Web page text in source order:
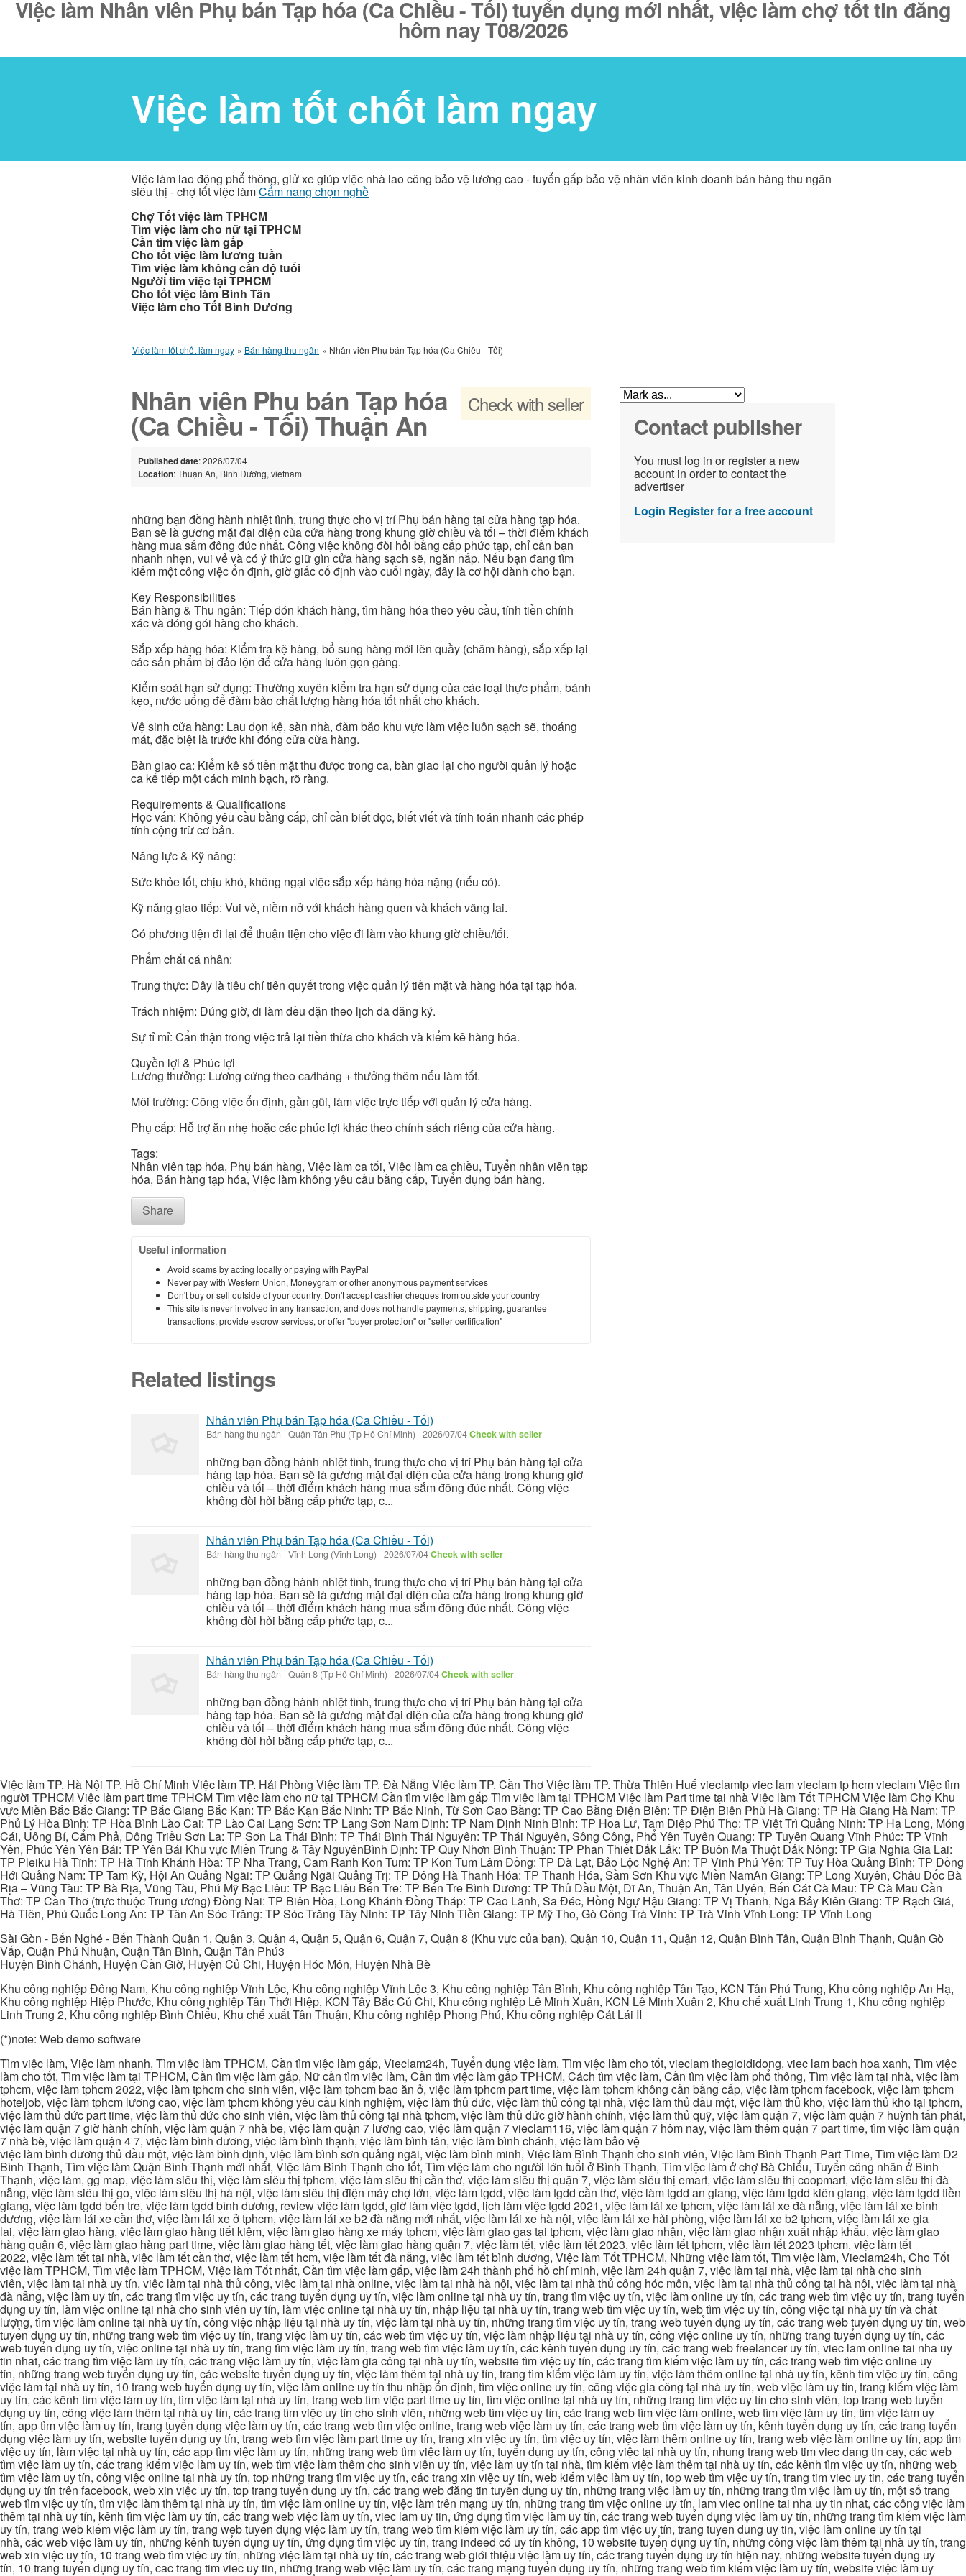
Việc làm Nhân viên Phụ bán Tạp hóa (Ca Chiều - Tối) tuyển dụng mới nhất, việc làm chợ tốt tin đăng
hôm nay T08/2026
Việc làm tốt chốt làm ngay
Việc làm lao động phổ thông, giử xe giúp việc nhà lao công bảo vệ lương cao - tuyển gấp bảo vệ nhân viên kinh doanh bán hàng thu ngân
siêu thị - chợ tốt việc làmCẩm nang chọn nghề
Chợ Tốt việc làm TPHCM
Tìm việc làm cho nữ tại TPHCM
Cần tìm việc làm gấp
Cho tốt việc làm lương tuần
Tìm việc làm không cần độ tuổi
Người tìm việc tại TPHCM
Cho tốt việc làm Bình Tân
Việc làm cho Tốt Bình Dương
Việc làm tốt chốt làm ngay » Bán hàng thu ngân » Nhân viên Phụ bán Tạp hóa (Ca Chiều - Tối)
Check with seller
Nhân viên Phụ bán Tạp hóa
(Ca Chiều - Tối) Thuận An
Published date: 2026/07/04
Location: Thuận An, Bình Dương, vietnam
những bạn đồng hành nhiệt tình, trung thực cho vị trí Phụ bán hàng tại cửa hàng tạp hóa.
Bạn sẽ là gương mặt đại diện của cửa hàng trong khung giờ chiều và tối – thời điểm khách
hàng mua sắm đông đúc nhất. Công việc không đòi hỏi bằng cấp phức tạp, chỉ cần bạn
nhanh nhẹn, vui vẻ và có ý thức giữ gìn cửa hàng sạch sẽ, ngăn nắp. Nếu bạn đang tìm
kiếm một công việc ổn định, giờ giấc cố định vào cuối ngày, đây là cơ hội dành cho bạn.
Key Responsibilities
Bán hàng & Thu ngân: Tiếp đón khách hàng, tìm hàng hóa theo yêu cầu, tính tiền chính
xác và đóng gói hàng cho khách.
Sắp xếp hàng hóa: Kiểm tra kệ hàng, bổ sung hàng mới lên quầy (châm hàng), sắp xếp lại
các sản phẩm bị đảo lộn để cửa hàng luôn gọn gàng.
Kiểm soát hạn sử dụng: Thường xuyên kiểm tra hạn sử dụng của các loại thực phẩm, bánh
kẹo, nước uống để đảm bảo chất lượng hàng hóa tốt nhất cho khách.
Vệ sinh cửa hàng: Lau dọn kệ, sàn nhà, đảm bảo khu vực làm việc luôn sạch sẽ, thoáng
mát, đặc biệt là trước khi đóng cửa cửa hàng.
Bàn giao ca: Kiểm kê số tiền mặt thu được trong ca, bàn giao lại cho người quản lý hoặc
ca kế tiếp một cách minh bạch, rõ ràng.
Requirements & Qualifications
Học vấn: Không yêu cầu bằng cấp, chỉ cần biết đọc, biết viết và tính toán nhanh các phép
tính cộng trừ cơ bản.
Năng lực & Kỹ năng:
Sức khỏe tốt, chịu khó, không ngại việc sắp xếp hàng hóa nặng (nếu có).
Kỹ năng giao tiếp: Vui vẻ, niềm nở với khách hàng quen và khách vãng lai.
Có phương tiện đi lại để thuận tiện cho việc đi làm vào khung giờ chiều/tối.
Phẩm chất cá nhân:
Trung thực: Đây là tiêu chí tiên quyết trong việc quản lý tiền mặt và hàng hóa tại tạp hóa.
Trách nhiệm: Đúng giờ, đi làm đều đặn theo lịch đã đăng ký.
Sự tỉ mỉ: Cẩn thận trong việc trả lại tiền thừa cho khách và kiểm kê hàng hóa.
Quyền lợi & Phúc lợi
Lương thưởng: Lương cứng theo ca/tháng + thưởng thêm nếu làm tốt.
Môi trường: Công việc ổn định, gần gũi, làm việc trực tiếp với quản lý cửa hàng.
Phụ cấp: Hỗ trợ ăn nhẹ hoặc các phúc lợi khác theo chính sách riêng của cửa hàng.
Tags:
Nhân viên tạp hóa, Phụ bán hàng, Việc làm ca tối, Việc làm ca chiều, Tuyển nhân viên tạp
hóa, Bán hàng tạp hóa, Việc làm không yêu cầu bằng cấp, Tuyển dụng bán hàng.
Share
Useful information
Avoid scams by acting locally or paying with PayPal
Never pay with Western Union, Moneygram or other anonymous payment services
Don't buy or sell outside of your country. Don't accept cashier cheques from outside your country
This site is never involved in any transaction, and does not handle payments, shipping, guarantee
transactions, provide escrow services, or offer "buyer protection" or "seller certification"
Related listings
Nhân viên Phụ bán Tạp hóa (Ca Chiều - Tối)
Bán hàng thu ngân -Quận Tân Phú (Tp Hồ Chí Minh) -2026/07/04Check with seller
những bạn đồng hành nhiệt tình, trung thực cho vị trí Phụ bán hàng tại cửa
hàng tạp hóa. Bạn sẽ là gương mặt đại diện của cửa hàng trong khung giờ
chiều và tối – thời điểm khách hàng mua sắm đông đúc nhất. Công việc
không đòi hỏi bằng cấp phức tạp, c...
Nhân viên Phụ bán Tạp hóa (Ca Chiều - Tối)
Bán hàng thu ngân -Vĩnh Long (Vĩnh Long) -2026/07/04Check with seller
những bạn đồng hành nhiệt tình, trung thực cho vị trí Phụ bán hàng tại cửa
hàng tạp hóa. Bạn sẽ là gương mặt đại diện của cửa hàng trong khung giờ
chiều và tối – thời điểm khách hàng mua sắm đông đúc nhất. Công việc
không đòi hỏi bằng cấp phức tạp, c...
Nhân viên Phụ bán Tạp hóa (Ca Chiều - Tối)
Bán hàng thu ngân -Quận 8 (Tp Hồ Chí Minh) -2026/07/04Check with seller
những bạn đồng hành nhiệt tình, trung thực cho vị trí Phụ bán hàng tại cửa
hàng tạp hóa. Bạn sẽ là gương mặt đại diện của cửa hàng trong khung giờ
chiều và tối – thời điểm khách hàng mua sắm đông đúc nhất. Công việc
không đòi hỏi bằng cấp phức tạp, c...
Contact publisher
You must log in or register a new
account in order to contact the
advertiser
Login Register for a free account
Việc làm TP. Hà Nội TP. Hồ Chí Minh Việc làm TP. Hải Phòng Việc làm TP. Đà Nẵng Việc làm TP. Cần Thơ Việc làm TP. Thừa Thiên Huế vieclamtp viec lam vieclam tp hcm vieclam Việc tìm
người TPHCM Việc làm part time TPHCM Tìm việc làm cho nữ tại TPHCM Cần tìm việc làm gấp Tìm việc làm tại TPHCM Việc làm Part time tại nhà Việc làm Tốt TPHCM Việc làm Chợ Khu
vực Miền Bắc Bắc Giang: TP Bắc Giang Bắc Kạn: TP Bắc Kạn Bắc Ninh: TP Bắc Ninh, Từ Sơn Cao Bằng: TP Cao Bằng Điện Biên: TP Điện Biên Phủ Hà Giang: TP Hà Giang Hà Nam: TP
Phủ Lý Hòa Bình: TP Hòa Bình Lào Cai: TP Lào Cai Lạng Sơn: TP Lạng Sơn Nam Định: TP Nam Định Ninh Bình: TP Hoa Lư, Tam Điệp Phú Thọ: TP Việt Trì Quảng Ninh: TP Hạ Long, Móng
Cái, Uông Bí, Cẩm Phả, Đông Triều Sơn La: TP Sơn La Thái Bình: TP Thái Bình Thái Nguyên: TP Thái Nguyên, Sông Công, Phổ Yên Tuyên Quang: TP Tuyên Quang Vĩnh Phúc: TP Vĩnh
Yên, Phúc Yên Yên Bái: TP Yên Bái Khu vực Miền Trung & Tây NguyênBình Định: TP Quy Nhơn Bình Thuận: TP Phan Thiết Đắk Lắk: TP Buôn Ma Thuột Đắk Nông: TP Gia Nghĩa Gia Lai:
TP Pleiku Hà Tĩnh: TP Hà Tĩnh Khánh Hòa: TP Nha Trang, Cam Ranh Kon Tum: TP Kon Tum Lâm Đồng: TP Đà Lạt, Bảo Lộc Nghệ An: TP Vinh Phú Yên: TP Tuy Hòa Quảng Bình: TP Đồng
Hới Quảng Nam: TP Tam Kỳ, Hội An Quảng Ngãi: TP Quảng Ngãi Quảng Trị: TP Đông Hà Thanh Hóa: TP Thanh Hóa, Sầm Sơn Khu vực Miền NamAn Giang: TP Long Xuyên, Châu Đốc Bà
Rịa – Vũng Tàu: TP Bà Rịa, Vũng Tàu, Phú Mỹ Bạc Liêu: TP Bạc Liêu Bến Tre: TP Bến Tre Bình Dương: TP Thủ Dầu Một, Dĩ An, Thuận An, Tân Uyên, Bến Cát Cà Mau: TP Cà Mau Cần
Thơ: TP Cần Thơ (trực thuộc Trung ương) Đồng Nai: TP Biên Hòa, Long Khánh Đồng Tháp: TP Cao Lãnh, Sa Đéc, Hồng Ngự Hậu Giang: TP Vị Thanh, Ngã Bảy Kiên Giang: TP Rạch Giá,
Hà Tiên, Phú Quốc Long An: TP Tân An Sóc Trăng: TP Sóc Trăng Tây Ninh: TP Tây Ninh Tiền Giang: TP Mỹ Tho, Gò Công Trà Vinh: TP Trà Vinh Vĩnh Long: TP Vĩnh Long
Sài Gòn - Bến Nghé - Bến Thành Quận 1, Quận 3, Quận 4, Quận 5, Quận 6, Quận 7, Quận 8 (Khu vực của bạn), Quận 10, Quận 11, Quận 12, Quận Bình Tân, Quận Bình Thạnh, Quận Gò
Vấp, Quận Phú Nhuận, Quận Tân Bình, Quận Tân Phú3
Huyện Bình Chánh, Huyện Cần Giờ, Huyện Củ Chi, Huyện Hóc Môn, Huyện Nhà Bè
Khu công nghiệp Đông Nam, Khu công nghiệp Vĩnh Lộc, Khu công nghiệp Vĩnh Lộc 3, Khu công nghiệp Tân Bình, Khu công nghiệp Tân Tạo, KCN Tân Phú Trung, Khu công nghiệp An Hạ,
Khu công nghiệp Hiệp Phước, Khu công nghiệp Tân Thới Hiệp, KCN Tây Bắc Củ Chi, Khu công nghiệp Lê Minh Xuân, KCN Lê Minh Xuân 2, Khu chế xuất Linh Trung 1, Khu công nghiệp
Linh Trung 2, Khu công nghiệp Bình Chiểu, Khu chế xuất Tân Thuận, Khu công nghiệp Phong Phú, Khu công nghiệp Cát Lái II
(*)note: Web demo software
Tìm việc làm, Việc làm nhanh, Tìm việc làm TPHCM, Cần tìm việc làm gấp, Vieclam24h, Tuyển dụng việc làm, Tìm việc làm cho tốt, vieclam thegioididong, viec lam bach hoa xanh, Tìm việc
làm cho tốt, Tìm việc làm tại TPHCM, Cần tìm việc làm gấp, Nữ cần tìm việc làm, Cần tìm việc làm gấp TPHCM, Cách tìm việc làm, Cần tìm việc làm phổ thông, Tìm việc làm tại nhà, việc làm
tphcm, việc làm tphcm 2022, việc làm tphcm cho sinh viên, việc làm tphcm bao ăn ở, việc làm tphcm part time, việc làm tphcm không cần bằng cấp, việc làm tphcm facebook, việc làm tphcm
hoteljob, việc làm tphcm lương cao, việc làm tphcm không yêu cầu kinh nghiệm, việc làm thủ đức, việc làm thủ công tại nhà, việc làm thủ dầu một, việc làm thủ kho, việc làm thủ kho tại tphcm,
việc làm thủ đức part time, việc làm thủ đức cho sinh viên, việc làm thủ công tại nhà tphcm, việc làm thủ đức giờ hành chính, việc làm thủ quỹ, việc làm quận 7, việc làm quận 7 huỳnh tấn phát,
việc làm quận 7 giờ hành chính, việc làm quận 7 nhà be, việc làm quận 7 lương cao, việc làm quận 7 vieclam116, việc làm quận 7 hôm nay, việc làm thêm quận 7 part time, tìm việc làm quận
7 nhà bè, việc làm quận 4 7, việc làm bình dương, việc làm bình thạnh, việc làm bình tân, việc làm bình chánh, việc làm bảo vệ
việc làm bình dương thủ dầu một, việc làm bình định, việc làm bình sơn quảng ngãi, việc làm bình minh, Việc làm Bình Thạnh cho sinh viên, Việc làm Bình Thạnh Part Time, Tìm việc làm D2
Bình Thạnh, Tìm việc làm Quận Bình Thạnh mới nhất, Việc làm Bình Thạnh cho tốt, Tìm việc làm cho người lớn tuổi ở Bình Thạnh, Tìm việc làm ở chợ Bà Chiểu, Tuyển công nhân ở Bình
Thạnh, việc làm, gg map, việc làm siêu thị, việc làm siêu thị tphcm, việc làm siêu thị cần thơ, việc làm siêu thị quận 7, việc làm siêu thị emart, việc làm siêu thị coopmart, việc làm siêu thị đà
nẵng, việc làm siêu thị go, việc làm siêu thị hà nội, việc làm siêu thị điện máy chợ lớn, việc làm tgdd, việc làm tgdd cần thơ, việc làm tgdd an giang, việc làm tgdd kiên giang, việc làm tgdd tiền
giang, việc làm tgdd bến tre, việc làm tgdd bình dương, review việc làm tgdd, giờ làm việc tgdd, lịch làm việc tgdd 2021, việc làm lái xe tphcm, việc làm lái xe đà nẵng, việc làm lái xe bình
dương, việc làm lái xe cần thơ, việc làm lái xe ở tphcm, việc làm lái xe b2 đà nẵng mới nhất, việc làm lái xe hà nội, việc làm lái xe hải phòng, việc làm lái xe b2 tphcm, việc làm lái xe gia
lai, việc làm giao hàng, việc làm giao hàng tiết kiệm, việc làm giao hàng xe máy tphcm, việc làm giao gas tại tphcm, việc làm giao nhận, việc làm giao nhận xuất nhập khẩu, việc làm giao
hàng quận 6, việc làm giao hàng part time, việc làm giao hàng tết, việc làm giao hàng quận 7, việc làm tết, việc làm tết 2023, việc làm tết tphcm, việc làm tết 2023 tphcm, việc làm tết
2022, việc làm tết tại nhà, việc làm tết cần thơ, việc làm tết hcm, việc làm tết đà nẵng, việc làm tết bình dương, Việc làm Tốt TPHCM, Những việc làm tốt, Tìm việc làm, Vieclam24h, Cho Tốt
việc làm TPHCM, Tìm việc làm TPHCM, Việc làm Tốt nhất, Cần tìm việc làm gấp, việc làm 24h thành phố hồ chí minh, việc làm 24h quận 7, việc làm tại nhà, việc làm tại nhà cho sinh
viên, việc làm tại nhà uy tín, việc làm tại nhà thủ công, việc làm tại nhà online, việc làm tại nhà hà nội, việc làm tại nhà thủ công hóc môn, việc làm tại nhà thủ công tại hà nội, việc làm tại nhà
đà nẵng, việc làm uy tín, các trang tìm việc uy tín, các trang tuyển dụng uy tín, việc làm online tại nhà uy tín, trang tìm việc uy tín, việc làm online uy tín, các trang web tìm việc uy tín, trang tuyển
dụng uy tín, làm việc online tại nhà cho sinh viên uy tín, làm việc online tại nhà uy tín, nhập liệu tại nhà uy tín, trang web tìm việc uy tín, web tìm việc uy tín, công việc tại nhà uy tín và chất
lượng, tìm việc làm online tại nhà uy tín, công việc nhập liệu tại nhà uy tín, việc làm tại nhà uy tín, những trang tìm việc uy tín, trang web tuyển dụng uy tín, các trang web tuyển dụng uy tín, web
tuyển dụng uy tín, những trang web tìm việc uy tín, trang việc làm uy tín, các web tìm việc uy tín, việc làm nhập liệu tại nhà uy tín, công việc online uy tín, những trang tuyển dụng uy tín, các
web tuyển dụng uy tín, việc online tại nhà uy tín, trang tìm việc làm uy tín, trang web tìm việc làm uy tín, các kênh tuyển dụng uy tín, các trang web freelancer uy tín, viec lam online tai nha uy
tin nhat, các trang tìm việc làm uy tín, các trang việc làm uy tín, việc làm gia công tại nhà uy tín, website tìm việc uy tín, các trang tìm kiếm việc làm uy tín, các trang web tìm việc online uy
tín, những trang web tuyển dụng uy tín, các website tuyển dụng uy tín, việc làm thêm tại nhà uy tín, trang tìm kiếm việc làm uy tín, việc làm thêm online tại nhà uy tín, kênh tìm việc uy tín, công
việc làm tại nhà uy tín, 10 trang web tuyển dụng uy tín, việc làm online uy tín thu nhập ổn định, tìm việc online uy tín, công việc gia công tại nhà uy tín, web việc làm uy tín, trang kiếm việc làm
uy tín, các kênh tìm việc làm uy tín, tìm việc làm tại nhà uy tín, trang web tìm việc part time uy tín, tìm việc online tại nhà uy tín, những trang tìm việc uy tín cho sinh viên, top trang web tuyển
dụng uy tín, công việc làm thêm tại nhà uy tín, các trang tìm việc uy tín cho sinh viên, những web tìm việc uy tín, các trang web tìm việc làm online, web tìm việc làm uy tín, tìm việc làm uy
tín, app tìm việc làm uy tín, trang tuyển dụng việc làm uy tín, các trang web tìm việc online, trang web việc làm uy tín, các trang web tìm việc làm uy tín, kênh tuyển dụng uy tín, các trang tuyển
dụng việc làm uy tín, website tuyển dụng uy tín, trang web tìm việc làm part time uy tín, trang xin việc uy tín, tìm việc uy tín, việc làm thêm online uy tín, trang web việc làm online uy tín, app tìm
việc uy tín, làm việc tại nhà uy tín, các app tìm việc làm uy tín, những trang web tìm việc làm uy tín, tuyển dụng uy tín, công việc tại nhà uy tín, nhung trang web tim viec dang tin cay, các web
tìm việc làm uy tín, các trang kiếm việc làm uy tín, web tìm việc làm thêm cho sinh viên uy tín, việc làm uy tín tại nhà, tìm kiếm việc làm thêm tại nhà uy tín, các kênh tìm việc uy tín, những web
tìm việc làm uy tín, công việc online tại nhà uy tín, top những trang tìm việc uy tín, các trang xin việc uy tín, web kiếm việc làm uy tín, top web tìm việc uy tín, trang tim viec uy tin, các trang tuyển
dụng uy tín trên facebook, web xin việc uy tín, top trang tuyển dụng uy tín, các trang web đăng tin tuyển dụng uy tín, những trang việc làm uy tín, những trang tìm việc làm uy tín, một số trang
web tìm việc uy tín, tìm việc làm thêm tại nhà uy tín, tìm việc làm online uy tín, việc làm trên mạng uy tín, những trang tìm việc online uy tín, lam viec online tai nha uy tin nhat, các công việc làm
thêm tại nhà uy tín, kênh tìm việc làm uy tín, các trang web việc làm uy tín, viec lam uy tin, ứng dụng tìm việc làm uy tín, các trang web tuyển dụng việc làm uy tín, những trang tìm kiếm việc làm
uy tín, trang web kiếm việc làm uy tín, trang web tuyển dụng việc làm uy tín, trang web tìm kiếm việc làm uy tín, các app tìm việc uy tín, trang tuyen dung uy tin, việc làm online uy tín tại
nhà, các web việc làm uy tín, những kênh tuyển dụng uy tín, ứng dụng tìm việc uy tín, trang indeed có uy tín không, 10 website tuyển dụng uy tín, những công việc làm thêm tại nhà uy tín, trang
web xin việc uy tín, 10 trang web tìm việc uy tín, những việc làm tại nhà uy tín, các trang web giới thiệu việc làm uy tín, các trang tuyển dụng uy tín hiện nay, những website tuyển dụng uy
tín, 10 trang tuyển dụng uy tín, cac trang tim viec uy tin, những trang web việc làm uy tín, các trang mạng tuyển dụng uy tín, những trang web tìm kiếm việc làm uy tín, website việc làm uy